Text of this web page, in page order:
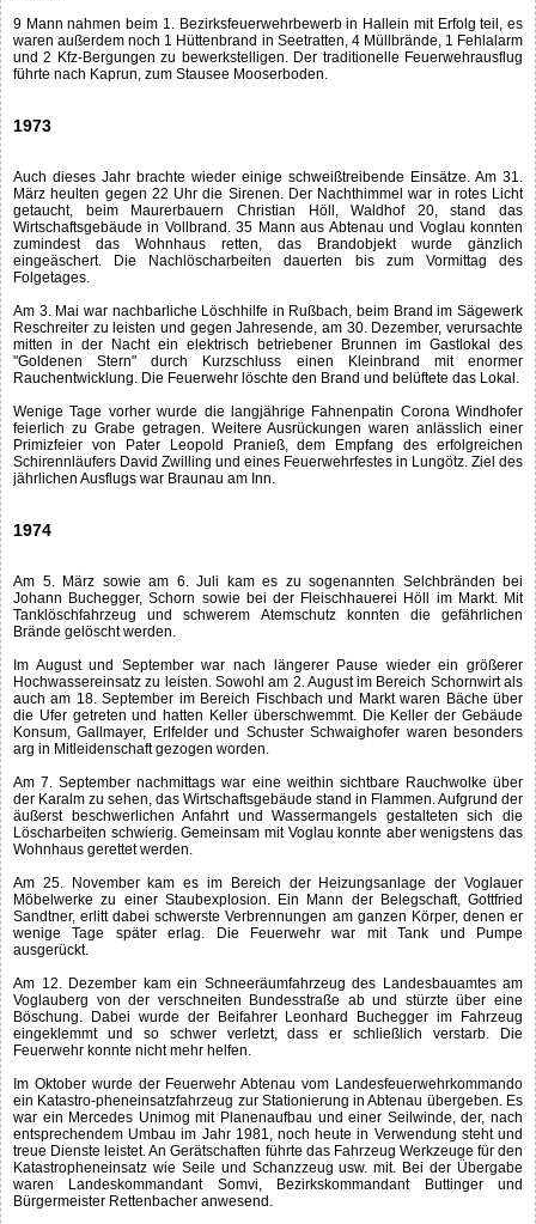
9 Mann nahmen beim 1. Bezirksfeuerwehrbewerb in Hallein mit Erfolg teil, es
waren außerdem noch 1 Hüttenbrand in Seetratten, 4 Müllbrände, 1 Fehlalarm
und 2 Kfz-Bergungen zu bewerkstelligen. Der traditionelle Feuerwehrausflug
führte nach Kaprun, zum Stausee Mooserboden.
1973
Auch dieses Jahr brachte wieder einige schweißtreibende Einsätze. Am 31.
März heulten gegen 22 Uhr die Sirenen. Der Nachthimmel war in rotes Licht
getaucht, beim Maurerbauern Christian Höll, Waldhof 20, stand das
Wirtschaftsgebäude in Vollbrand. 35 Mann aus Abtenau und Voglau konnten
zumindest das Wohnhaus retten, das Brandobjekt wurde gänzlich
eingeäschert. Die Nachlöscharbeiten dauerten bis zum Vormittag des
Folgetages.
Am 3. Mai war nachbarliche Löschhilfe in Rußbach, beim Brand im Sägewerk
Reschreiter zu leisten und gegen Jahresende, am 30. Dezember, verursachte
mitten in der Nacht ein elektrisch betriebener Brunnen im Gastlokal des
"Goldenen Stern" durch Kurzschluss einen Kleinbrand mit enormer
Rauchentwicklung. Die Feuerwehr löschte den Brand und belüftete das Lokal.
Wenige Tage vorher wurde die langjährige Fahnenpatin Corona Windhofer
feierlich zu Grabe getragen. Weitere Ausrückungen waren anlässlich einer
Primizfeier von Pater Leopold Pranieß, dem Empfang des erfolgreichen
Schirennläufers David Zwilling und eines Feuerwehrfestes in Lungötz. Ziel des
jährlichen Ausflugs war Braunau am Inn.
1974
Am 5. März sowie am 6. Juli kam es zu sogenannten Selchbränden bei
Johann Buchegger, Schorn sowie bei der Fleischhauerei Höll im Markt. Mit
Tanklöschfahrzeug und schwerem Atemschutz konnten die gefährlichen
Brände gelöscht werden.
Im August und September war nach längerer Pause wieder ein größerer
Hochwassereinsatz zu leisten. Sowohl am 2. August im Bereich Schornwirt als
auch am 18. September im Bereich Fischbach und Markt waren Bäche über
die Ufer getreten und hatten Keller überschwemmt. Die Keller der Gebäude
Konsum, Gallmayer, Erlfelder und Schuster Schwaighofer waren besonders
arg in Mitleidenschaft gezogen worden.
Am 7. September nachmittags war eine weithin sichtbare Rauchwolke über
der Karalm zu sehen, das Wirtschaftsgebäude stand in Flammen. Aufgrund der
äußerst beschwerlichen Anfahrt und Wassermangels gestalteten sich die
Löscharbeiten schwierig. Gemeinsam mit Voglau konnte aber wenigstens das
Wohnhaus gerettet werden.
Am 25. November kam es im Bereich der Heizungsanlage der Voglauer
Möbelwerke zu einer Staubexplosion. Ein Mann der Belegschaft, Gottfried
Sandtner, erlitt dabei schwerste Verbrennungen am ganzen Körper, denen er
wenige Tage später erlag. Die Feuerwehr war mit Tank und Pumpe
ausgerückt.
Am 12. Dezember kam ein Schneeräumfahrzeug des Landesbauamtes am
Voglauberg von der verschneiten Bundesstraße ab und stürzte über eine
Böschung. Dabei wurde der Beifahrer Leonhard Buchegger im Fahrzeug
eingeklemmt und so schwer verletzt, dass er schließlich verstarb. Die
Feuerwehr konnte nicht mehr helfen.
Im Oktober wurde der Feuerwehr Abtenau vom Landesfeuerwehrkommando
ein Katastro-pheneinsatzfahrzeug zur Stationierung in Abtenau übergeben. Es
war ein Mercedes Unimog mit Planenaufbau und einer Seilwinde, der, nach
entsprechendem Umbau im Jahr 1981, noch heute in Verwendung steht und
treue Dienste leistet. An Gerätschaften führte das Fahrzeug Werkzeuge für den
Katastropheneinsatz wie Seile und Schanzzeug usw. mit. Bei der Übergabe
waren Landeskommandant Somvi, Bezirkskommandant Buttinger und
Bürgermeister Rettenbacher anwesend.